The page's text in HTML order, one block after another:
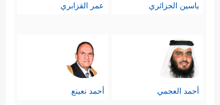
يرَونه مُحالًا عندهم بحسب قُدراتهم
الله، وبذلك يُساوُون قدرة الخالق
بقدراتهم.
وتتمَّةً لهذه الاحتمالات، يذكُر القرآن
ياسين الجزائري عمر القزابري
أحمد العجمي أحمد نعينع